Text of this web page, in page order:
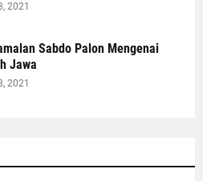
2021
Sabdo Palon Mengenai
Jawa
2021